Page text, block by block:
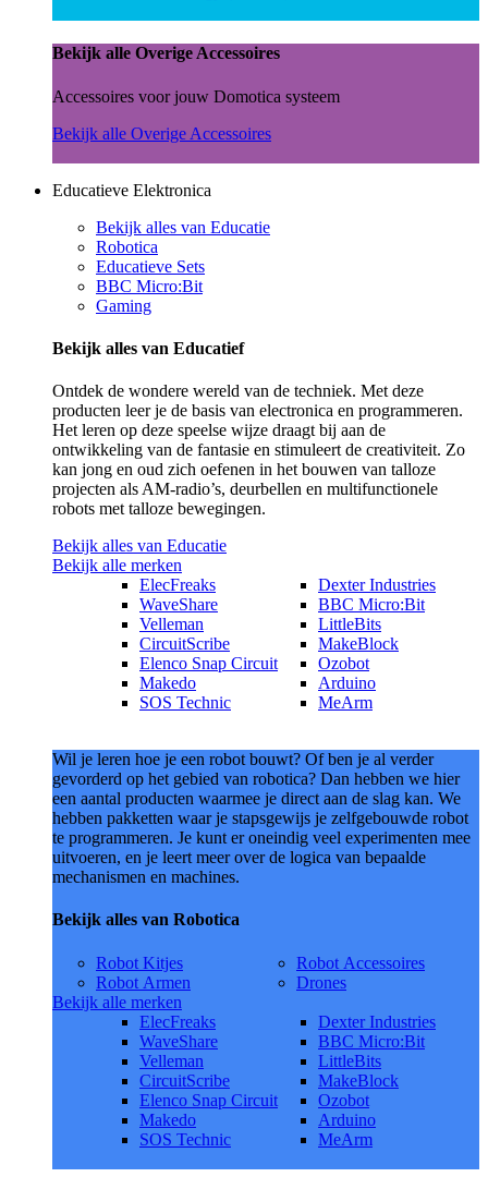
Bekijk alle Overige Accessoires
Accessoires voor jouw Domotica systeem
Bekijk alle Overige Accessoires
Educatieve Elektronica
Bekijk alles van Educatie
Robotica
Educatieve Sets
BBC Micro:Bit
Gaming
Bekijk alles van Educatief
Ontdek de wondere wereld van de techniek. Met deze
producten leer je de basis van electronica en programmeren.
Het leren op deze speelse wijze draagt bij aan de
ontwikkeling van de fantasie en stimuleert de creativiteit. Zo
kan jong en oud zich oefenen in het bouwen van talloze
projecten als AM-radio’s, deurbellen en multifunctionele
robots met talloze bewegingen.
Bekijk alles van Educatie
Bekijk alle merken
ElecFreaks
WaveShare
Velleman
CircuitScribe
Elenco Snap Circuit
Makedo
SOS Technic
Dexter Industries
BBC Micro:Bit
LittleBits
MakeBlock
Ozobot
Arduino
MeArm
Wil je leren hoe je een robot bouwt? Of ben je al verder
gevorderd op het gebied van robotica? Dan hebben we hier
een aantal producten waarmee je direct aan de slag kan. We
hebben pakketten waar je stapsgewijs je zelfgebouwde robot
te programmeren. Je kunt er oneindig veel experimenten mee
uitvoeren, en je leert meer over de logica van bepaalde
mechanismen en machines.
Bekijk alles van Robotica
Robot Kitjes
Robot Armen
Robot Accessoires
Drones
Bekijk alle merken
ElecFreaks
WaveShare
Velleman
CircuitScribe
Elenco Snap Circuit
Makedo
SOS Technic
Dexter Industries
BBC Micro:Bit
LittleBits
MakeBlock
Ozobot
Arduino
MeArm